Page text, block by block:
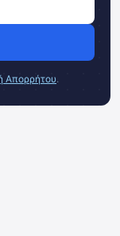
Απορρήτου.